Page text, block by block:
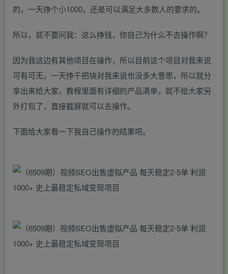
的，一天挣个小1000，还是可以满足大多数人的要求的。
所以，就不要问我：这么挣钱，你自己为什么不去操作啊？
因为我这边有其他项目在操作，所以目前这个项目对我来说
可有可无，一天挣千把块对我来说也没多大意思，所以就分
享出来给大家，教程里面有详细的产品清单，就不给大家另
外打包了，直接截屏就可以去操作。
下面给大家看一下我自己操作的结果吧。